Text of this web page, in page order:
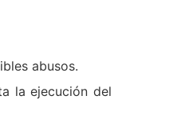
abusos.
la ejecución del